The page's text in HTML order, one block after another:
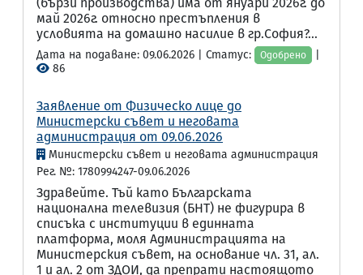
май 2026г. относно престъпления в
условията на домашно насилие в гр.София?...
Дата на подаване: 09.06.2026 | Статус: Одобрено
86
Заявление от Физическо лице до
Министерски съвет и неговата
администрация от 09.06.2026
Министерски съвет и неговата администрация
Рег. №: 1780994247-09.06.2026
Здравейте. Тъй като Българската
национална телевизия (БНТ) не фигурира в
списъка с институции в единната
платформа, моля Администрацията на
Министерския съвет, на основание чл. 31, ал.
1 и ал. 2 от ЗДОИ, да препрати настоящото